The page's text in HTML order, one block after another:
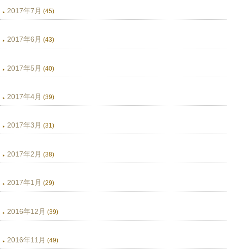
2017年7月 (45)
2017年6月 (43)
2017年5月 (40)
2017年4月 (39)
2017年3月 (31)
2017年2月 (38)
2017年1月 (29)
2016年12月 (39)
2016年11月 (49)